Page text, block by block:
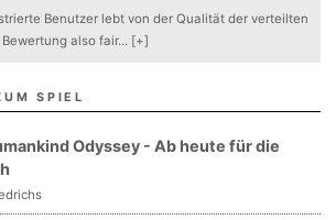
Benutzer lebt von der Qualität der verteilten
also fair... [+]
SPIEL
Odyssey - Ab heute für die